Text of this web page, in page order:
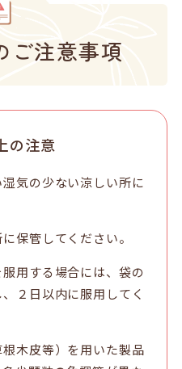
ご注意事項
の注意
気の少ない涼しい所に
保管してください。
用する場合には、袋の
２日以内に服用してく
木皮等）を用いた製品